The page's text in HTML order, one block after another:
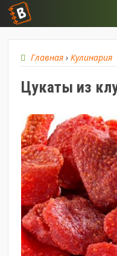
Главная ›Кулинария
Цукаты из